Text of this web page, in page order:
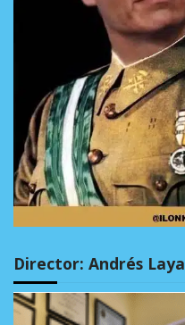
Director: Andrés Laya